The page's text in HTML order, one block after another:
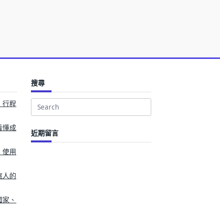
行程
懂成
使用
人的
、
搜尋
Search
近期留言